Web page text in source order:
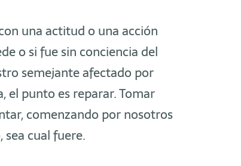
una actitud o una acción
o si fue sin conciencia del
semejante afectado por
el punto es reparar. Tomar
comenzando por nosotros
cual fuere.